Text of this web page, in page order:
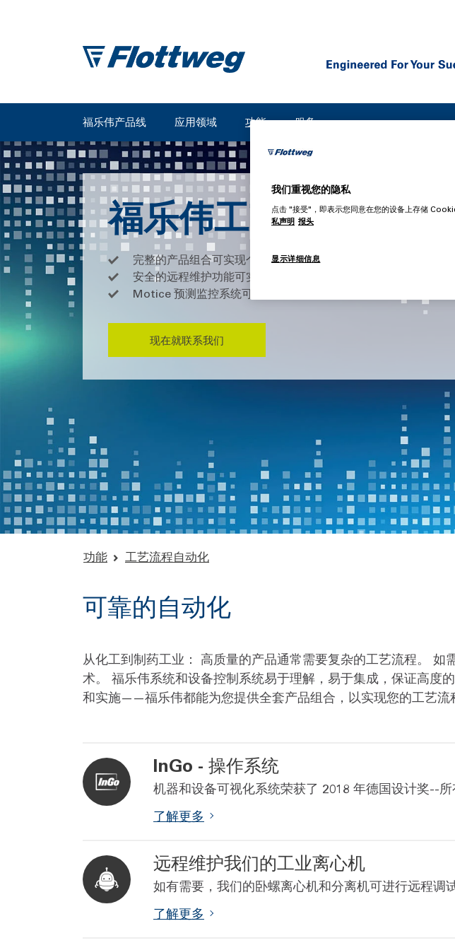
福乐伟产品线 应用领域 功能 服务
福乐伟工艺流程自动
完整的产品组合可实现个性化流程自动化
安全的远程维护功能可实现全球专家的即时支持
Motice 预测监控系统可避免代价高昂的库存故障和停机时间
现在就联系我们
功能 工艺流程自动化
可靠的自动化
从化工到制药工业： 高质量的产品通常需要复杂的工艺流程。
术。 福乐伟系统和设备控制系统易于理解，易于集成，保证高度
和实施——福乐伟都能为您提供全套产品组合，以实现您的工艺流
InGo - 操作系统
机器和设备可视化系统荣获了 2018 年德国设计奖--
了解更多
远程维护我们的工业离心机
如有需要，我们的卧螺离心机和分离机可进行远程调
了解更多
我们重视您的隐私
点击 "接受"，即表示您同意在您的设备上存储
私声明 报头
显示详细信息